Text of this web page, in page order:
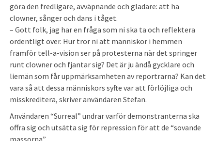
göra den fredligare, avväpnande och gladare: att ha
clowner, sånger och dans i tåget.
– Gott folk, jag har en fråga som ni ska ta och reflektera
ordentligt över. Hur tror ni att människor i hemmen
framför tell-a-vision ser på protesterna när det springer
runt clowner och fjantar sig? Det är ju ändå gycklare och
liemän som får uppmärksamheten av reportrarna? Kan det
vara så att dessa människors syfte var att förlöjliga och
misskreditera, skriver användaren Stefan.
Användaren “Surreal” undrar varför demonstranterna ska
offra sig och utsätta sig för repression för att de “sovande
massorna”.